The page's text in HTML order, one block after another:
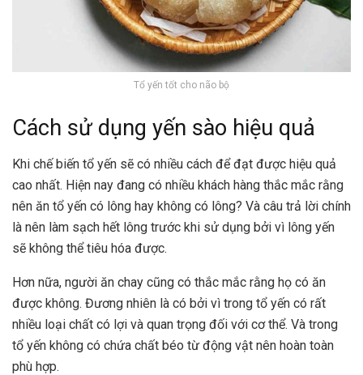
Tổ yến tốt cho não bộ
Cách sử dụng yến sào hiệu quả
Khi chế biến tổ yến sẽ có nhiều cách để đạt được hiệu quả
cao nhất. Hiện nay đang có nhiều khách hàng thắc mắc rằng
nên ăn tổ yến có lông hay không có lông? Và câu trả lời chính
là nên làm sạch hết lông trước khi sử dụng bởi vì lông yến
sẽ không thể tiêu hóa được.
Hơn nữa, người ăn chay cũng có thắc mắc rằng họ có ăn
được không. Đương nhiên là có bởi vì trong tổ yến có rất
nhiều loại chất có lợi và quan trọng đối với cơ thể. Và trong
tổ yến không có chứa chất béo từ động vật nên hoàn toàn
phù hợp.